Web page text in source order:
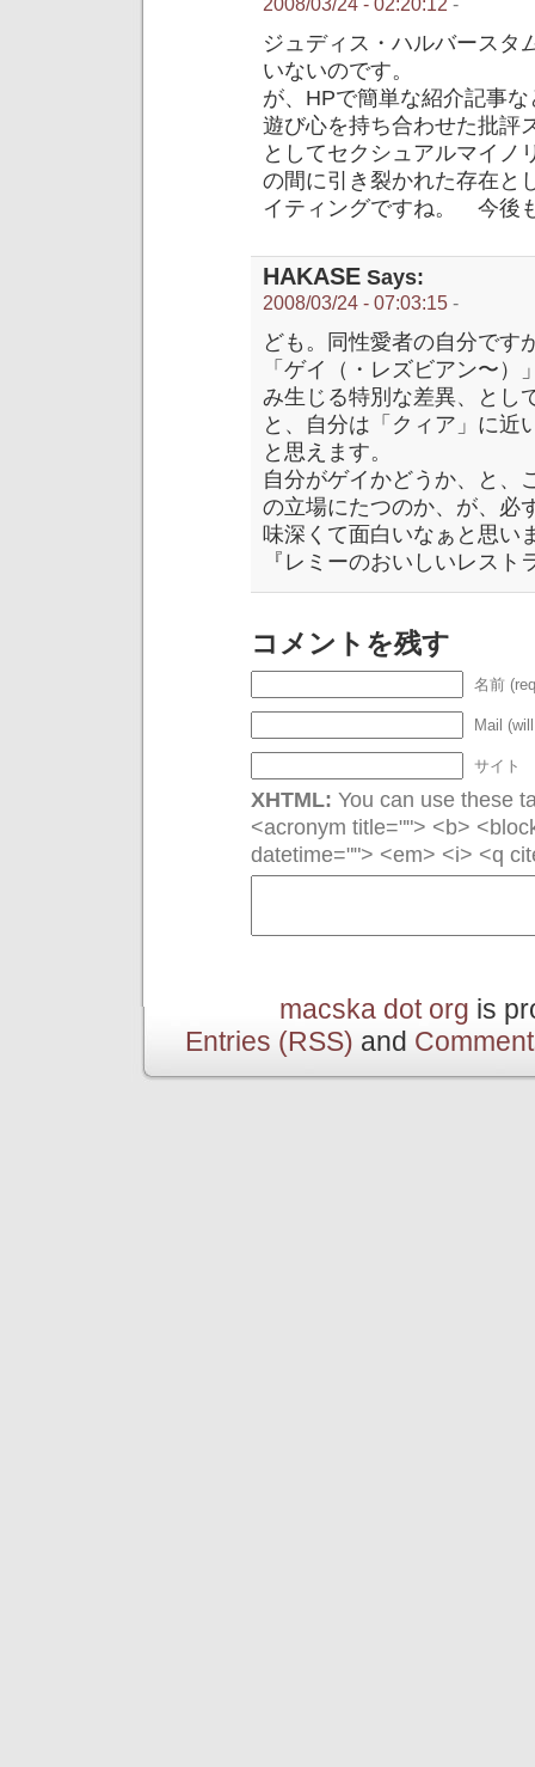
2008/03/24 - 02:20:12 -
ジュディス・ハルバースタ
いないのです。
が、HPで簡単な紹介記事
遊び心を持ち合わせた批評
としてセクシュアルマイノ
の間に引き裂かれた存在と
イティングですね。 今後
HAKASE Says:
2008/03/24 - 07:03:15 -
ども。同性愛者の自分です
「ゲイ（・レズビアン〜
み生じる特別な差異、とし
と、自分は「クィア」に近
と思えます。
自分がゲイかどうか、と、
の立場にたつのか、が、必
味深くて面白いなぁと思い
『レミーのおいしいレス
コメントを残す
名前
Mail
サイト
XHTML: You can use these
<acronym title=""> <b>
datetime=""> <em> <i> <q
macska dot org is
Entries (RSS) and